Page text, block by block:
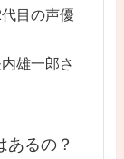
目の声優
雄一郎さ
あるの？